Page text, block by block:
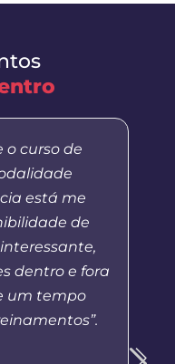
o curso de
está me
de
dentro e fora
um tempo